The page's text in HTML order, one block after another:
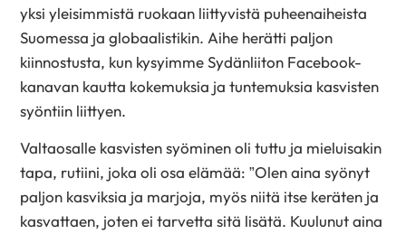
yksi yleisimmistä ruokaan liittyvistä puheenaiheista
Suomessa ja globaalistikin. Aihe herätti paljon
kiinnostusta, kun kysyimme Sydänliiton Facebook-
kanavan kautta kokemuksia ja tuntemuksia kasvisten
syöntiin liittyen.
Valtaosalle kasvisten syöminen oli tuttu ja mieluisakin
tapa, rutiini, joka oli osa elämää: ”Olen aina syönyt
paljon kasviksia ja marjoja, myös niitä itse keräten ja
kasvattaen, joten ei tarvetta sitä lisätä. Kuulunut aina